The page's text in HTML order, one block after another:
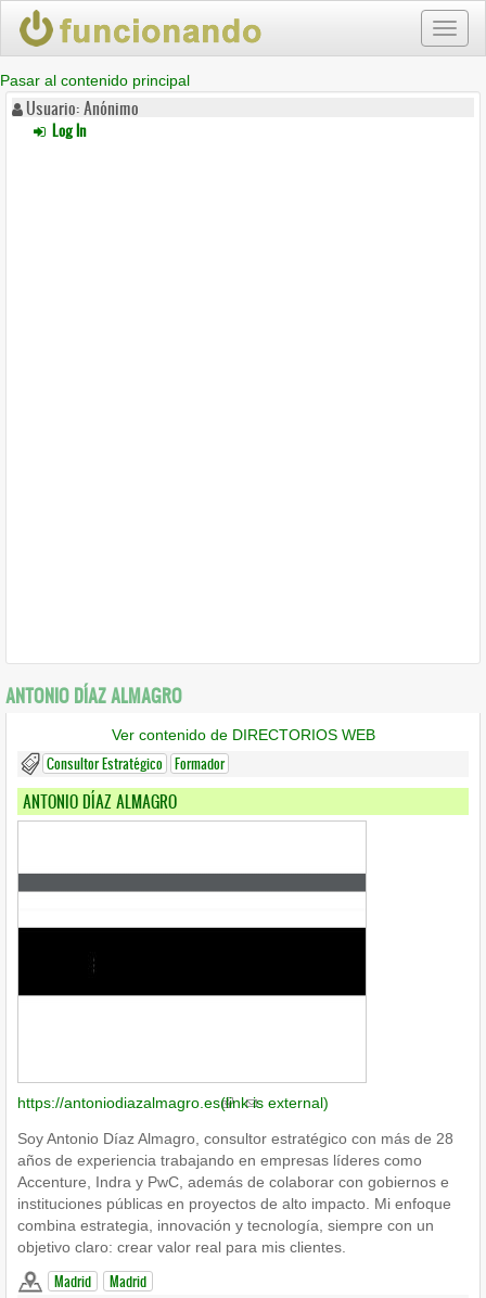
Pasar al contenido principal
Usuario: Anónimo
Log In
ANTONIO DÍAZ ALMAGRO
Ver contenido de DIRECTORIOS WEB
Consultor Estratégico Formador
ANTONIO DÍAZ ALMAGRO
https://antoniodiazalmagro.es(link is external)
Soy Antonio Díaz Almagro, consultor estratégico con más de 28
años de experiencia trabajando en empresas líderes como
Accenture, Indra y PwC, además de colaborar con gobiernos e
instituciones públicas en proyectos de alto impacto. Mi enfoque
combina estrategia, innovación y tecnología, siempre con un
objetivo claro: crear valor real para mis clientes.
Madrid Madrid